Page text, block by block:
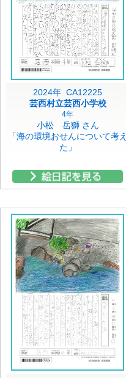
2024年 CA12225
芸西村立芸西小学校
4年
小松 岳獅 さん
「海の環境おせんについて考え
た」